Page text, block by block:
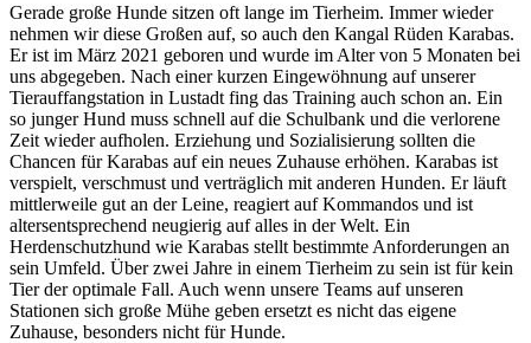
Gerade große Hunde sitzen oft lange im Tierheim. Immer wieder
nehmen wir diese Großen auf, so auch den Kangal Rüden Karabas.
Er ist im März 2021 geboren und wurde im Alter von 5 Monaten bei
uns abgegeben. Nach einer kurzen Eingewöhnung auf unserer
Tierauffangstation in Lustadt fing das Training auch schon an. Ein
so junger Hund muss schnell auf die Schulbank und die verlorene
Zeit wieder aufholen. Erziehung und Sozialisierung sollten die
Chancen für Karabas auf ein neues Zuhause erhöhen. Karabas ist
verspielt, verschmust und verträglich mit anderen Hunden. Er läuft
mittlerweile gut an der Leine, reagiert auf Kommandos und ist
altersentsprechend neugierig auf alles in der Welt. Ein
Herdenschutzhund wie Karabas stellt bestimmte Anforderungen an
sein Umfeld. Über zwei Jahre in einem Tierheim zu sein ist für kein
Tier der optimale Fall. Auch wenn unsere Teams auf unseren
Stationen sich große Mühe geben ersetzt es nicht das eigene
Zuhause, besonders nicht für Hunde.